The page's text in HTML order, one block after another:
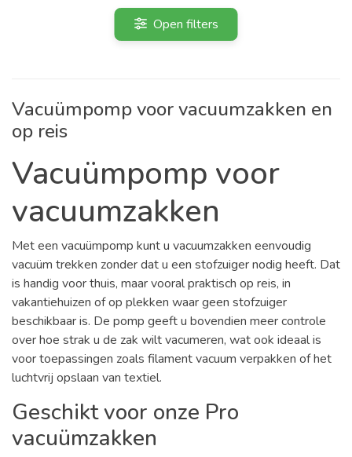
Open filters
Vacuümpomp voor vacuumzakken en
op reis
Vacuümpomp voor
vacuumzakken
Met een vacuümpomp kunt u vacuumzakken eenvoudig
vacuüm trekken zonder dat u een stofzuiger nodig heeft. Dat
is handig voor thuis, maar vooral praktisch op reis, in
vakantiehuizen of op plekken waar geen stofzuiger
beschikbaar is. De pomp geeft u bovendien meer controle
over hoe strak u de zak wilt vacumeren, wat ook ideaal is
voor toepassingen zoals filament vacuum verpakken of het
luchtvrij opslaan van textiel.
Geschikt voor onze Pro
vacuümzakken